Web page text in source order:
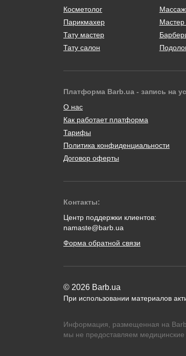
Косметолог
Парикмахер
Тату мастер
Тату салон
Платформа Barb.ua - запись на
О нас
Как работает платформа
Тарифы
Политика конфиденциальности
Договор оферты
Контакты:
Центр поддержки клиентов:
namaste@barb.ua
Форма обратной связи
© 2026 Barb.ua
При использовании материалов
Информация, размещенная на
мы не предоставляем медицинские